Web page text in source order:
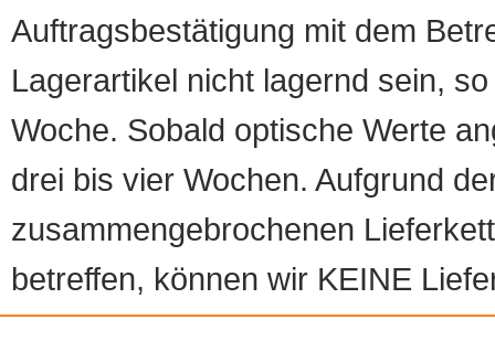
Auftragsbestätigung mit dem
Lagerartikel nicht lagernd sein,
Woche. Sobald optische Werte
drei bis vier Wochen. Aufgrund
zusammengebrochenen
betreffen, können wir KEINE